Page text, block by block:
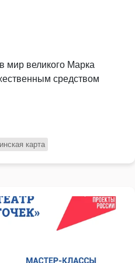
мир великого Марка
средством
карта